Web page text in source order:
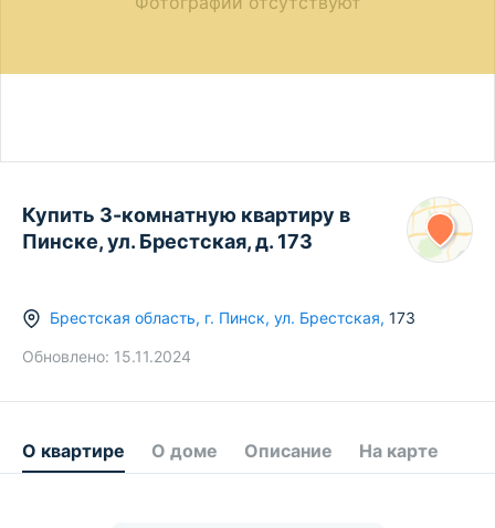
Купить 3-комнатную квартиру в
Пинске, ул. Брестская, д. 173
Брестская область, г. Пинск, ул. Брестская, 173
Обновлено: 15.11.2024
О квартире О доме Описание На карте